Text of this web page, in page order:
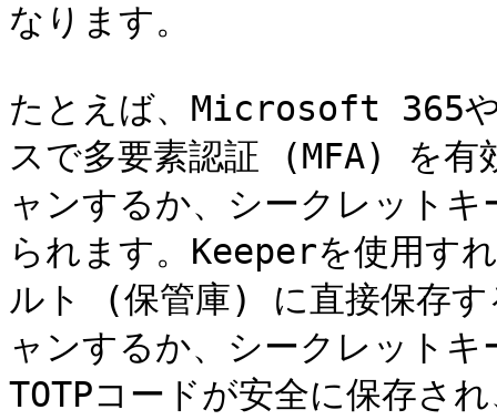
なります。
たとえば、Microsoft 365
スで多要素認証 (MFA) を有
ャンするか、シークレット
られます。Keeperを使用す
ルト (保管庫) に直接保存す
ャンするか、シークレット
TOTPコードが安全に保存さ